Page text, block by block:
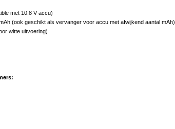
met 10.8 V accu)
(ook geschikt als vervanger voor accu met afwijkend aantal mAh)
witte uitvoering)